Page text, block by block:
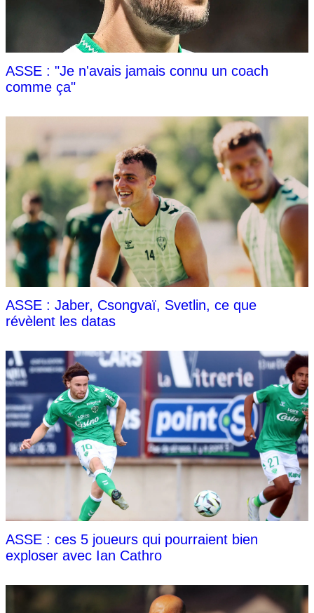
ASSE : "Je n'avais jamais connu un coach
comme ça"
ASSE : Jaber, Csongvaï, Svetlin, ce que
révèlent les datas
ASSE : ces 5 joueurs qui pourraient bien
exploser avec Ian Cathro